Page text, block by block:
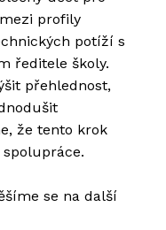
profily
potíží s
ředitele školy.
přehlednost,
že tento krok
se na další